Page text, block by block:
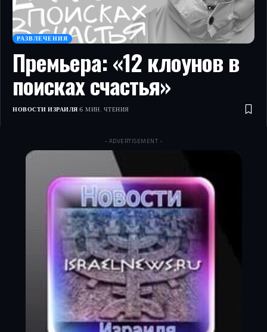
РАЗВЛЕЧЕНИЯ
Премьера: «12 клоунов в
поисках счастья»
НОВОСТИ ИЗРАИЛЯ 6 МИН. ЧТЕНИЯ
- ADVERTISEMENT -